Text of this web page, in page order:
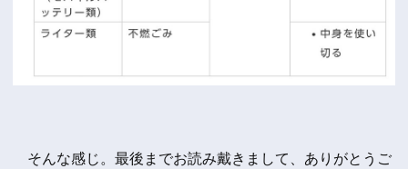
そんな感じ。最後までお読み戴きまして、ありがとうご